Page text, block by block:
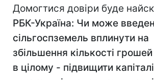
Домогтися довіри буде
РБК-Україна: Чи може
сільгоспземель вплинути на
збільшення кількості грошей
в цілому - підвищити